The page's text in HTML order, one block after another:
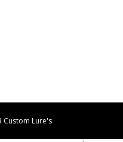
Custom Lure's